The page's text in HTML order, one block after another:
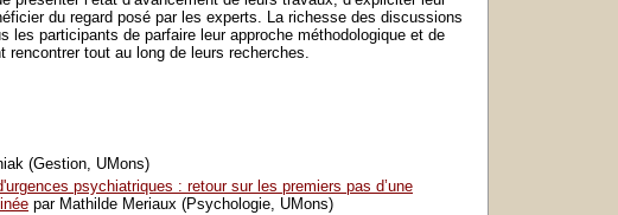
du regard posé par les experts. La richesse des discussions
les participants de parfaire leur approche méthodologique et de
tout au long de leurs recherches.
(Gestion, UMons)
psychiatriques : retour sur les premiers pas d’une
par Mathilde Meriaux (Psychologie, UMons)